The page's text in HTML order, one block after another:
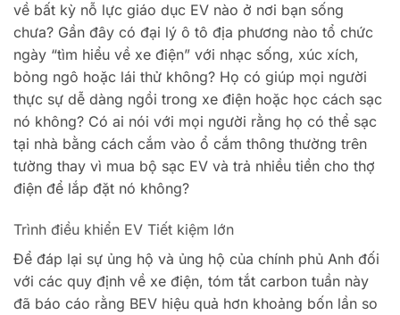
về bất kỳ nỗ lực giáo dục EV nào ở nơi bạn sống
chưa? Gần đây có đại lý ô tô địa phương nào tổ chức
ngày “tìm hiểu về xe điện” với nhạc sống, xúc xích,
bỏng ngô hoặc lái thử không? Họ có giúp mọi người
thực sự dễ dàng ngồi trong xe điện hoặc học cách sạc
nó không? Có ai nói với mọi người rằng họ có thể sạc
tại nhà bằng cách cắm vào ổ cắm thông thường trên
tường thay vì mua bộ sạc EV và trả nhiều tiền cho thợ
điện để lắp đặt nó không?
Trình điều khiển EV Tiết kiệm lớn
Để đáp lại sự ủng hộ và ủng hộ của chính phủ Anh đối
với các quy định về xe điện, tóm tắt carbon tuần này
đã báo cáo rằng BEV hiệu quả hơn khoảng bốn lần so